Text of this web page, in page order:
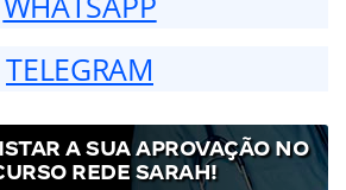
TELEGRAM
A SUA APROVAÇÃO NO
REDE SARAH!